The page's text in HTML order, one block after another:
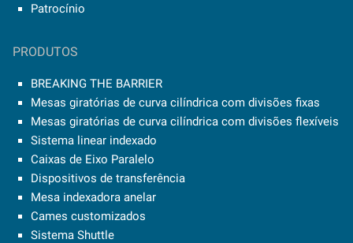
Patrocínio
PRODUTOS
BREAKING THE BARRIER
Mesas giratórias de curva cilíndrica com divisões fixas
Mesas giratórias de curva cilíndrica com divisões flexíveis
Sistema linear indexado
Caixas de Eixo Paralelo
Dispositivos de transferência
Mesa indexadora anelar
Cames customizados
Sistema Shuttle